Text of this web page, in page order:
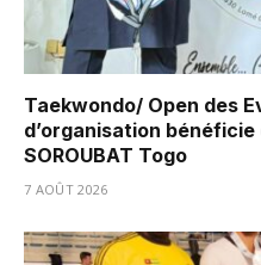
Taekwondo/ Open des
d’organisation
SOROUBAT Togo
7 AOÛT 2026